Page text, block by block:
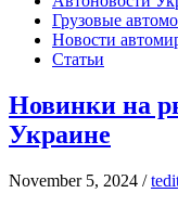
Грузовые
Новости
Статьи
Новинки на
Украине
November 5, 2024 /